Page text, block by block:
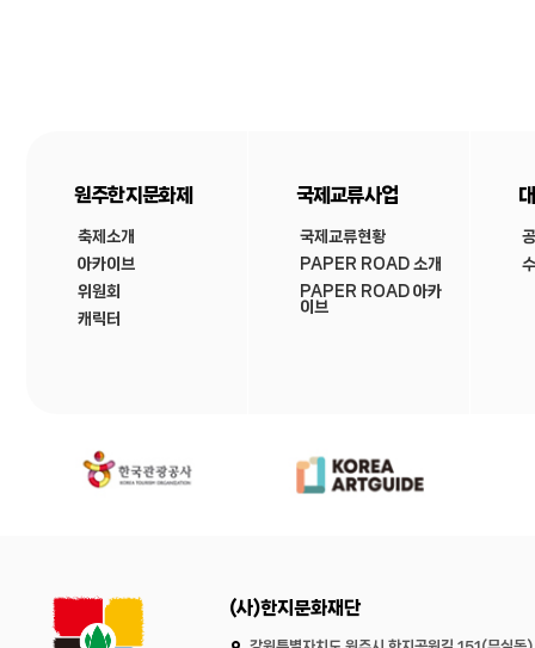
원주한지문화제
축제소개
아카이브
위원회
캐릭터
국제교류사업
국제교류현황
PAPER ROAD 소개
PAPER ROAD 아카
이브
(사)한지문화재단